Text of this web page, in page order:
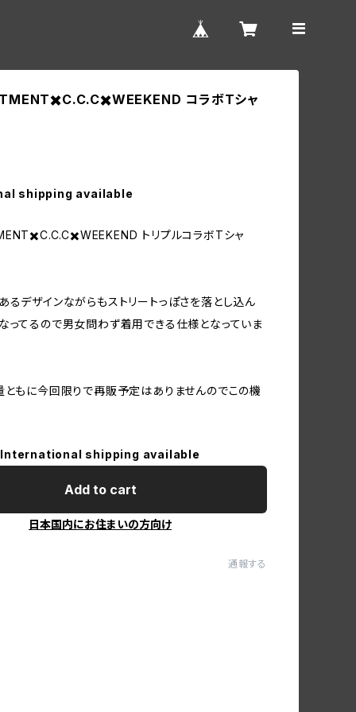
コラボTシャ
shipping available
トリプルコラボTシャ
るデザインながらもストリートっぽさを落とし込ん
ってるので男女問わず着用できる仕様となっていま
ともに今回限りで再販予定はありませんのでこの機
International shipping available
Add to cart
日本国内にお住まいの方向け
通報する